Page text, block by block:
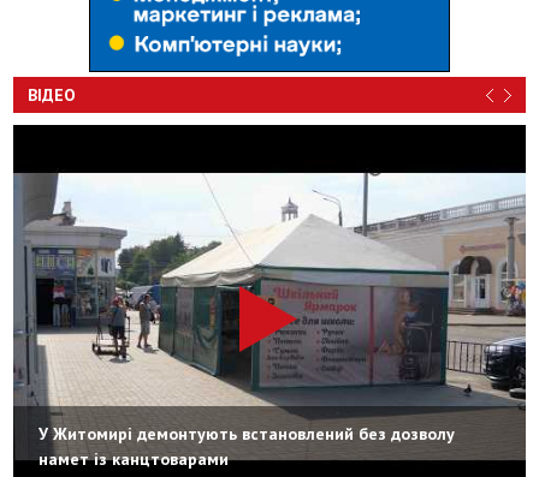
ВІДЕО
У Житомирі демонтують встановлений без дозволу
намет із канцтоварами